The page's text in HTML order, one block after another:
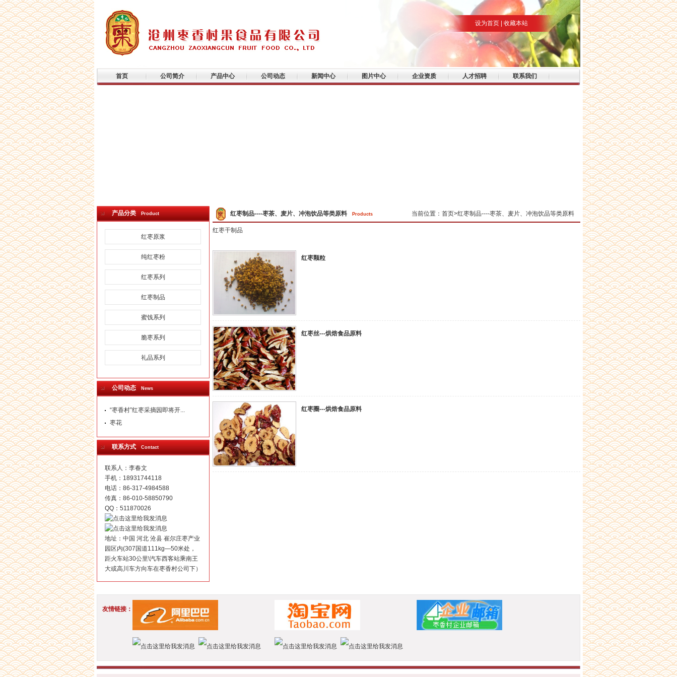
设为首页 收藏本站
首页 公司简介 产品中心 公司动态 新闻中心 图片中心 企业资质 人才招聘 联系我们
产品分类 Product
红枣原浆
纯红枣粉
红枣系列
红枣制品
蜜饯系列
脆枣系列
礼品系列
公司动态 News
“枣香村”红枣采摘园即将开...
枣花
联系方式 Contact
联系人：李春文
手机：18931744118
电话：86-317-4984588
传真：86-010-58850790
QQ：511870026
地址：中国 河北 沧县 崔尔庄枣产业
园区内(307国道111kg—50米处，
距火车站30公里\汽车西客站乘南王
大或高川车方向车在枣香村公司下）
红枣制品----枣茶、麦片、冲泡饮品等类原料 Products 当前位置： 首页>红枣制品----枣茶、麦片、冲泡饮品等类原料
红枣干制品
红枣颗粒
红枣丝---烘焙食品原料
红枣圈---烘焙食品原料
友情链接：